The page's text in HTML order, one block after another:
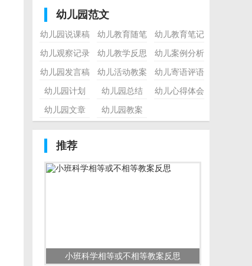
幼儿园范文
幼儿园说课稿 幼儿教育随笔
幼儿教育笔记
幼儿观察记录
幼儿教学反思
幼儿案例分析
幼儿园发言稿
幼儿活动教案
幼儿寄语评语
幼儿园计划
幼儿园总结
幼儿心得体会
幼儿园文章
幼儿园教案
推荐
小班科学相等或不相等教案反思